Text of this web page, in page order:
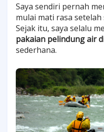
Saya sendiri pernah
mulai mati rasa
Sejak itu, saya selalu
pakaian pelindung air
sederhana.